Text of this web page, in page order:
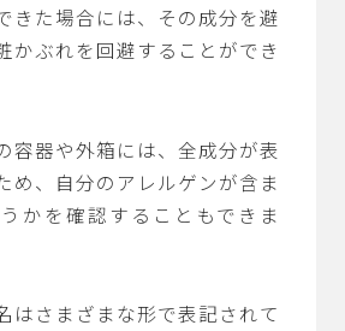
きた場合には、その成分を避
かぶれを回避することができ
容器や外箱には、全成分が表
め、自分のアレルゲンが含ま
かを確認することもできま
はさまざまな形で表記されて